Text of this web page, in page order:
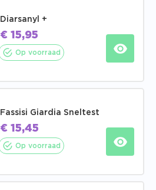
Diarsanyl +
€ 15,95
Op voorraad
Fassisi Giardia Sneltest
€ 15,45
Op voorraad